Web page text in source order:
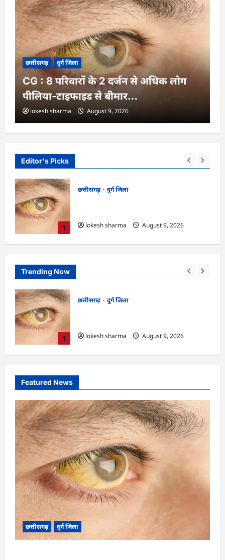
Editor's Picks
1
छत्तीसगढ़
दुर्ग जिला
lokesh sharma
August 9, 2026
छत्तीसगढ़ दुर्ग जिला
CG : 8 परिवारों के 2 दर्जन से अधिक लोग
पीलिया-टाइफाइड से बीमार…
lokesh sharma August 9, 2026
Trending Now
2
DPR छत्तीसगढ समाचार
lokesh sharma
August 9, 2026
Featured News
छत्तीसगढ़ दुर्ग जिला